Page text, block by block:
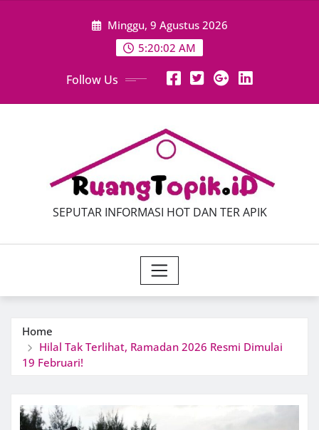
Minggu, 9 Agustus 2026
5:20:02 AM
Follow Us
SEPUTAR INFORMASI HOT DAN TER APIK
Home
Hilal Tak Terlihat, Ramadan 2026 Resmi Dimulai
19 Februari!